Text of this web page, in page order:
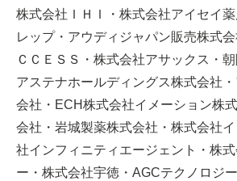
株式会社ＩＨＩ・株式会社アイセイ薬
レップ・アウディジャパン販売株式会
ＣＣＥＳＳ・株式会社アサックス・朝
アステナホールディングス株式会社・
会社・ECH株式会社イメーション株
会社・岩城製薬株式会社・株式会社イ
社インフィニティエージェント・株
ー・株式会社宇徳・AGCテクノロジ